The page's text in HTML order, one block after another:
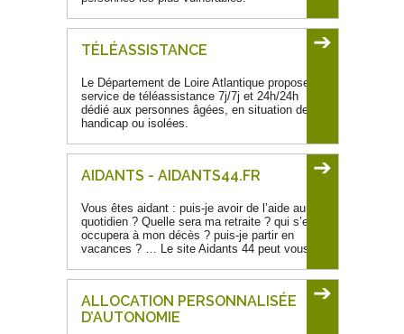
TÉLÉASSISTANCE
Le Département de Loire Atlantique propose un
service de téléassistance 7j/7j et 24h/24h
dédié aux personnes âgées, en situation de
handicap ou isolées.
➔
AIDANTS - AIDANTS44.FR
Vous êtes aidant : puis-je avoir de l’aide au
quotidien ? Quelle sera ma retraite ? qui s’en
occupera à mon décès ? puis-je partir en
vacances ? … Le site Aidants 44 peut vous...
➔
ALLOCATION PERSONNALISÉE
D’AUTONOMIE
➔